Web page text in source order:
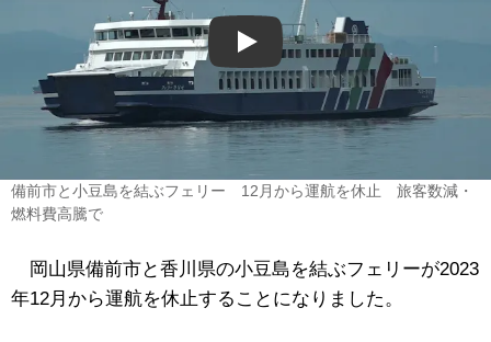
Play
備前市と小豆島を結ぶフェリー 12月から運航を休止 旅客数減・
燃料費高騰で
岡山県備前市と香川県の小豆島を結ぶフェリーが2023
年12月から運航を休止することになりました。